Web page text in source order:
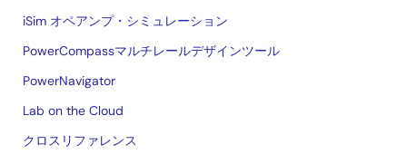
iSim オペアンプ・シミュレーション
PowerCompassマルチレールデザインツール
PowerNavigator
Lab on the Cloud
クロスリファレンス